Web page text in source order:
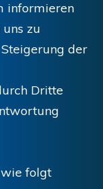
informieren
zu
der
Dritte
folgt